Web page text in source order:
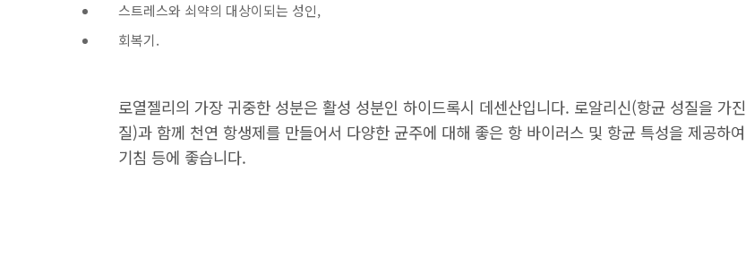
스트레스와 쇠약의 대상이되는 성인,
회복기.
로열젤리의 가장 귀중한 성분은 활성 성분인 하이드록시 데센산입니다. 로알리신(항균 성질을 가
질)과 함께 천연 항생제를 만들어서 다양한 균주에 대해 좋은 항 바이러스 및 항균 특성을 제공하
기침 등에 좋습니다.